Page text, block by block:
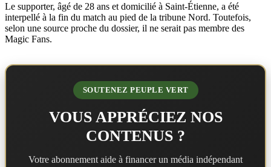
Le supporter, âgé de 28 ans et domicilié à Saint-Étienne, a été
interpellé à la fin du match au pied de la tribune Nord. Toutefois,
selon une source proche du dossier, il ne serait pas membre des
Magic Fans.
SOUTENEZ PEUPLE VERT
VOUS APPRÉCIEZ NOS
CONTENUS ?
Votre abonnement aide à financer un média indépendant